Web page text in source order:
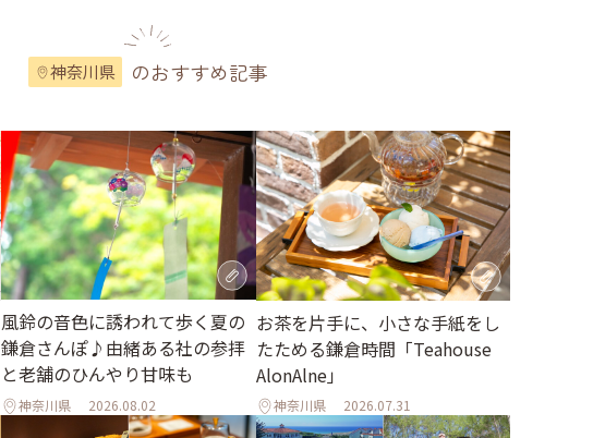
神奈川県 のおすすめ記事
風鈴の音色に誘われて歩く夏の
鎌倉さんぽ♪由緒ある社の参拝
と老舗のひんやり甘味も
神奈川県 2026.08.02
お茶を片手に、小さな手紙をし
たためる鎌倉時間「Teahouse
AlonAlne」
神奈川県 2026.07.31